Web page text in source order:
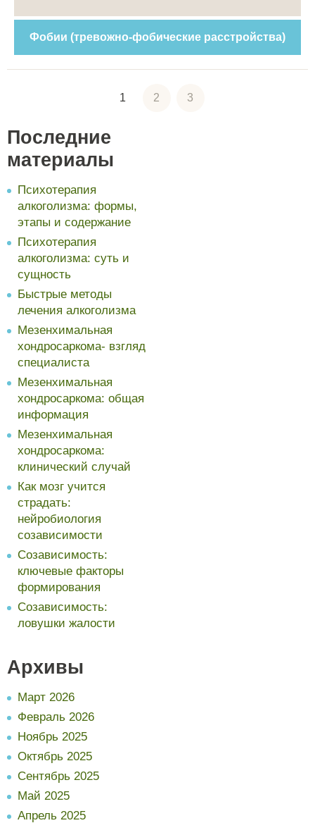
Фобии (тревожно-фобические расстройства)
1 2 3
Последние
материалы
Психотерапия
алкоголизма: формы,
этапы и содержание
Психотерапия
алкоголизма: суть и
сущность
Быстрые методы
лечения алкоголизма
Мезенхимальная
хондросаркома- взгляд
специалиста
Мезенхимальная
хондросаркома: общая
информация
Мезенхимальная
хондросаркома:
клинический случай
Как мозг учится
страдать:
нейробиология
созависимости
Созависимость:
ключевые факторы
формирования
Созависимость:
ловушки жалости
Архивы
Март 2026
Февраль 2026
Ноябрь 2025
Октябрь 2025
Сентябрь 2025
Май 2025
Апрель 2025